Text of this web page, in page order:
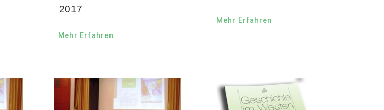
2017
Mehr Erfahren
Mehr Erfahren